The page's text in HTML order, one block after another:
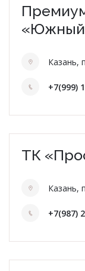
О НАС
КОНТАКТЫ
ОТЗЫВЫ Казань,
+7(999)
ТК
Казань,
+7(987)